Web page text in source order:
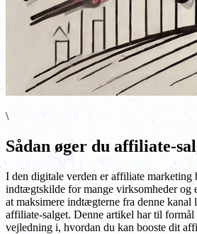
\
Sådan øger du affiliate-
I den digitale verden er affiliate marketing
indtægtskilde for mange virksomheder og
at maksimere indtægterne fra denne kanal
affiliate-salget. Denne artikel har til formål
vejledning i, hvordan du kan booste dit